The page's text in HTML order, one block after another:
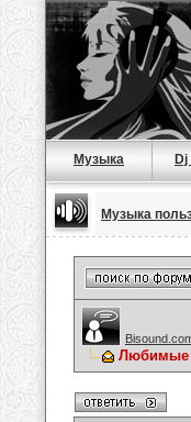
Музыка
Музыка
Любимые